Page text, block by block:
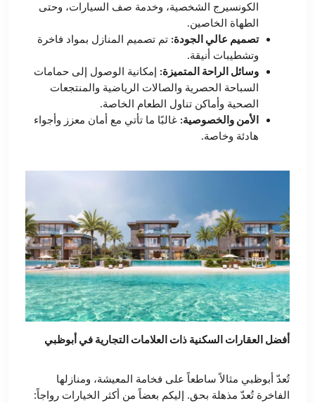
الكونسيرج الشخصية، وخدمة صف السيارات، وحتى
الطهاة الخاصين.
تصميم عالي الجودة: تم تصميم المنازل بمواد فاخرة
وتشطيبات أنيقة.
وسائل الراحة المتميزة: إمكانية الوصول إلى حمامات
السباحة الحصرية والصالات الرياضية والمنتجعات
الصحية وأماكن تناول الطعام الخاصة.
الأمن والخصوصية: غالبًا ما تأتي مع أمان معزز وأجواء
هادئة وخاصة.
أفضل العقارات السكنية ذات العلامات التجارية في أبوظبي
تُعدّ أبوظبي مثالاً ساطعاً على فخامة المعيشة، ومنازلها
الفاخرة تُعدّ مذهلة بحق. إليكم بعضاً من أكثر الخيارات رواجاً: